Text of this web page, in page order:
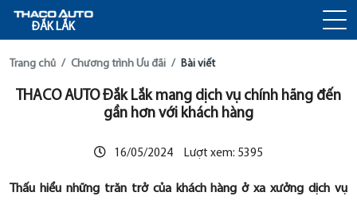
ĐẮK LẮK
Trang chủ Chương trình Ưu đãi Bài viết
THACO AUTO Đắk Lắk mang dịch vụ chính hãng đến
gần hơn với khách hàng
16/05/2024 Lượt xem: 5395
Thấu hiểu những trăn trở của khách hàng ở xa xưởng dịch vụ